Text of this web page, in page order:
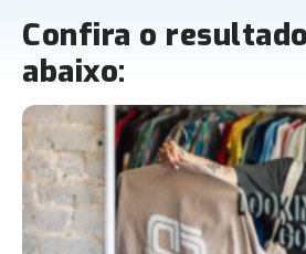
Confira o
abaixo: